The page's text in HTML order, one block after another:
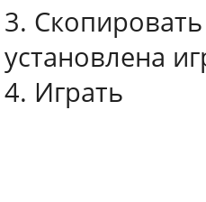
3. Скопировать
установлена
4. Играть